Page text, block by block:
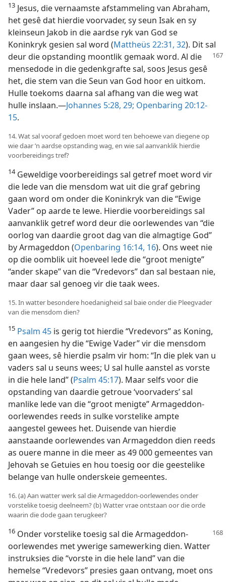
13 Jesus, die vernaamste afstammeling van Abraham,
het gesê dat hierdie voorvader, sy seun Isak en sy
kleinseun Jakob in die aardse ryk van God se
Koninkryk gesien sal word (Mattheüs 22:31, 32). Dit sal
deur die opstanding moontlik gemaak word. Al die
mensedode in die gedenkgrafte sal, soos Jesus gesê
het, die stem van die Seun van God hoor en uitkom.
Hulle toekoms daarna sal afhang van die weg wat
hulle inslaan.—Johannes 5:28, 29; Openbaring 20:12-
15.
14. Wat sal vooraf gedoen moet word ten behoewe van diegene op
wie daar ’n aardse opstanding wag, en wie sal aanvanklik hierdie
voorbereidings tref?
14Geweldige voorbereidings sal getref moet word vir
die lede van die mensdom wat uit die graf gebring
gaan word om onder die Koninkryk van die “Ewige
Vader” op aarde te lewe. Hierdie voorbereidings sal
aanvanklik getref word deur die oorlewendes van “die
oorlog van daardie groot dag van die almagtige God”
by Armageddon (Openbaring 16:14, 16). Ons weet nie
op die oomblik uit hoeveel lede die “groot menigte”
“ander skape” van die “Vredevors” dan sal bestaan nie,
maar daar sal genoeg vir die taak wees.
15. In watter besondere hoedanigheid sal baie onder die Pleegvader
van die mensdom dien?
15 Psalm 45 is gerig tot hierdie “Vredevors” as Koning,
en aangesien hy die “Ewige Vader” vir die mensdom
gaan wees, sê hierdie psalm vir hom: “In die plek van u
vaders sal u seuns wees; U sal hulle aanstel as vorste
in die hele land” (Psalm 45:17). Maar selfs voor die
opstanding van daardie getroue ‘voorvaders’ sal
manlike lede van die “groot menigte” Armageddon-
oorlewendes reeds in sulke vorstelike ampte
aangestel gewees het. Duisende van hierdie
aanstaande oorlewendes van Armageddon dien reeds
as ouere manne in die meer as 49 000 gemeentes van
Jehovah se Getuies en hou toesig oor die geestelike
belange van hulle onderskeie gemeentes.
16. (a) Aan watter werk sal die Armageddon-oorlewendes onder
vorstelike toesig deelneem? (b) Watter vrae ontstaan oor die orde
waarin die dode gaan terugkeer?
16 Onder vorstelike toesig sal die Armageddon-
oorlewendes met ywerige samewerking dien. Watter
instruksies die “vorste in die hele land” van die
hemelse “Vredevors” presies gaan ontvang, moet ons